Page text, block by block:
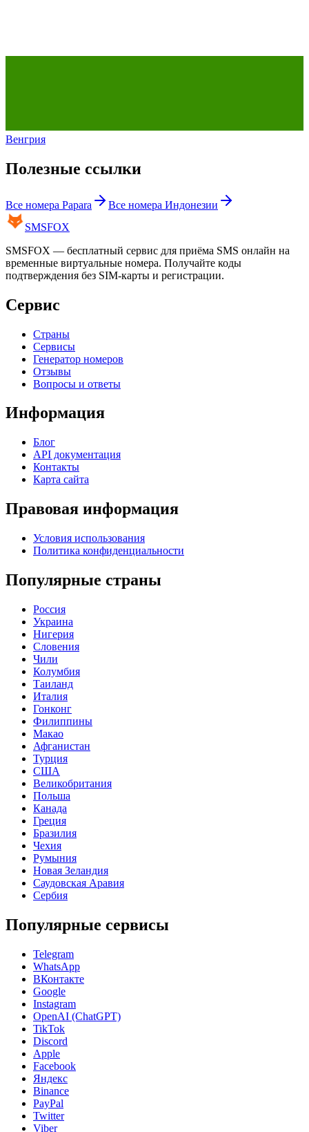
Венгрия
Полезные ссылки
Все номера Papara Все номера Индонезии
SMSFOX
SMSFOX — бесплатный сервис для приёма SMS онлайн на
временные виртуальные номера. Получайте коды
подтверждения без SIM-карты и регистрации.
Сервис
Страны
Сервисы
Генератор номеров
Отзывы
Вопросы и ответы
Информация
Блог
API документация
Контакты
Карта сайта
Правовая информация
Условия использования
Политика конфиденциальности
Популярные страны
Россия
Украина
Нигерия
Словения
Чили
Колумбия
Таиланд
Италия
Гонконг
Филиппины
Макао
Афганистан
Турция
США
Великобритания
Польша
Канада
Греция
Бразилия
Чехия
Румыния
Новая Зеландия
Саудовская Аравия
Сербия
Популярные сервисы
Telegram
WhatsApp
ВКонтакте
Google
Instagram
OpenAI (ChatGPT)
TikTok
Discord
Apple
Facebook
Яндекс
Binance
PayPal
Twitter
Viber